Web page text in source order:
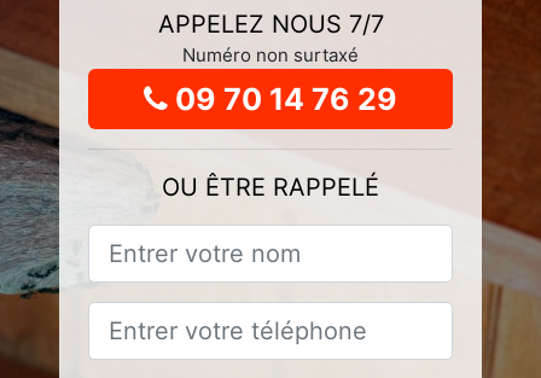
APPELEZ NOUS 7/7
Numéro non surtaxé
09 70 14 76 29
OU ÊTRE RAPPELÉ